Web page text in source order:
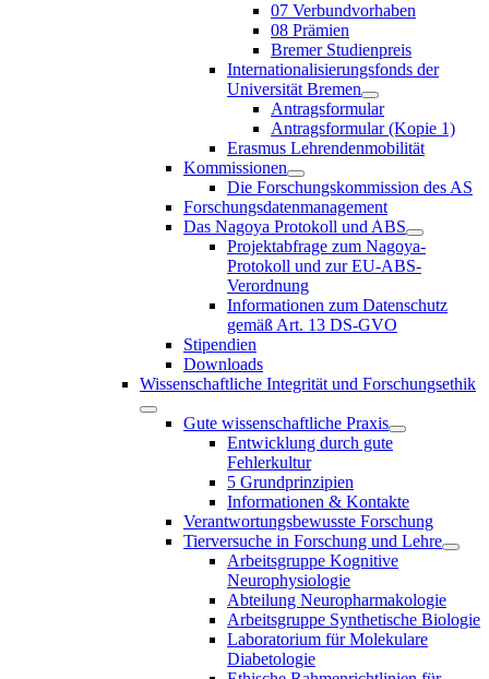
07 Verbundvorhaben
08 Prämien
Bremer Studienpreis
Internationalisierungsfonds der
Universität Bremen
Antragsformular
Antragsformular (Kopie 1)
Erasmus Lehrendenmobilität
Kommissionen
Die Forschungskommission des AS
Forschungsdatenmanagement
Das Nagoya Protokoll und ABS
Projektabfrage zum Nagoya-
Protokoll und zur EU-ABS-
Verordnung
Informationen zum Datenschutz
gemäß Art. 13 DS-GVO
Stipendien
Downloads
Wissenschaftliche Integrität und Forschungsethik
Gute wissenschaftliche Praxis
Entwicklung durch gute
Fehlerkultur
5 Grundprinzipien
Informationen & Kontakte
Verantwortungsbewusste Forschung
Tierversuche in Forschung und Lehre
Arbeitsgruppe Kognitive
Neurophysiologie
Abteilung Neuropharmakologie
Arbeitsgruppe Synthetische Biologie
Laboratorium für Molekulare
Diabetologie